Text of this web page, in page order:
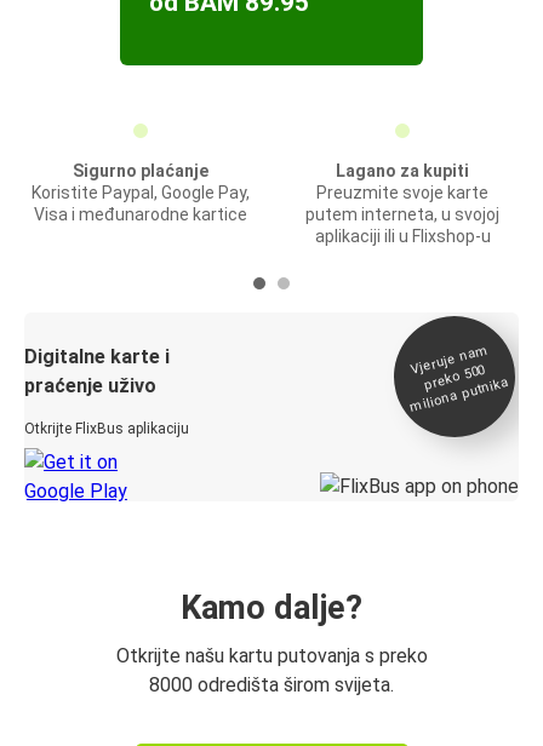
Sigurno plaćanje
Koristite Paypal, Google Pay,
Visa i međunarodne kartice
Lagano za kupiti
Preuzmite svoje karte
putem interneta, u svojoj
aplikaciji ili u Flixshop-u
Digitalne karte i
praćenje uživo
Otkrijte FlixBus aplikaciju
Vjeruje na
m
preko 500
miliona putnika
Kamo dalje?
Otkrijte našu kartu putovanja s preko
8000 odredišta širom svijeta.